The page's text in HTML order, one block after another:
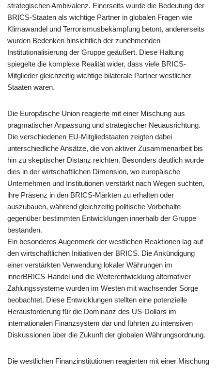
strategischen Ambivalenz. Einerseits wurde die Bedeutung der
BRICS-Staaten als wichtige Partner in globalen Fragen wie
Klimawandel und Terrorismusbekämpfung betont, andererseits
wurden Bedenken hinsichtlich der zunehmenden
Institutionalisierung der Gruppe geäußert. Diese Haltung
spiegelte die komplexe Realität wider, dass viele BRICS-
Mitglieder gleichzeitig wichtige bilaterale Partner westlicher
Staaten waren.
Die Europäische Union reagierte mit einer Mischung aus
pragmatischer Anpassung und strategischer Neuausrichtung.
Die verschiedenen EU-Mitgliedstaaten zeigten dabei
unterschiedliche Ansätze, die von aktiver Zusammenarbeit bis
hin zu skeptischer Distanz reichten. Besonders deutlich wurde
dies in der wirtschaftlichen Dimension, wo europäische
Unternehmen und Institutionen verstärkt nach Wegen suchten,
ihre Präsenz in den BRICS-Märkten zu erhalten oder
auszubauen, während gleichzeitig politische Vorbehalte
gegenüber bestimmten Entwicklungen innerhalb der Gruppe
bestanden.
Ein besonderes Augenmerk der westlichen Reaktionen lag auf
den wirtschaftlichen Initiativen der BRICS. Die Ankündigung
einer verstärkten Verwendung lokaler Währungen im
innerBRICS-Handel und die Weiterentwicklung alternativer
Zahlungssysteme wurden im Westen mit wachsender Sorge
beobachtet. Diese Entwicklungen stellten eine potenzielle
Herausforderung für die Dominanz des US-Dollars im
internationalen Finanzsystem dar und führten zu intensiven
Diskussionen über die Zukunft der globalen Währungsordnung.
Die westlichen Finanzinstitutionen reagierten mit einer Mischung